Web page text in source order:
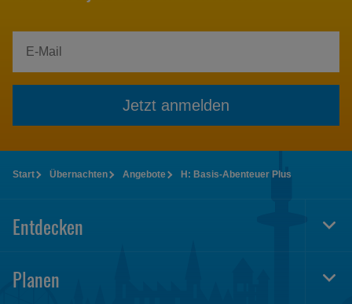
Jetzt anmelden
Start Übernachten Angebote H: Basis-Abenteuer Plus
Entdecken
Planen